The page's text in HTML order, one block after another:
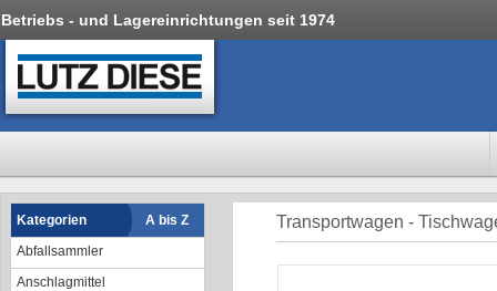
Betriebs - und Lagereinrichtungen seit 1974
Kategorien
A bis Z
Abfallsammler
Anschlagmittel
Transportwagen -